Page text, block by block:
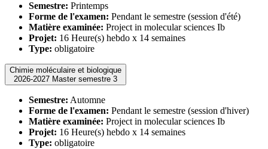
Semestre: Printemps
Forme de l'examen: Pendant le semestre (session d'été)
Matière examinée: Project in molecular sciences Ib
Projet: 16 Heure(s) hebdo x 14 semaines
Type: obligatoire
Chimie moléculaire et biologique
2026-2027 Master semestre 3
Semestre: Automne
Forme de l'examen: Pendant le semestre (session d'hiver)
Matière examinée: Project in molecular sciences Ib
Projet: 16 Heure(s) hebdo x 14 semaines
Type: obligatoire